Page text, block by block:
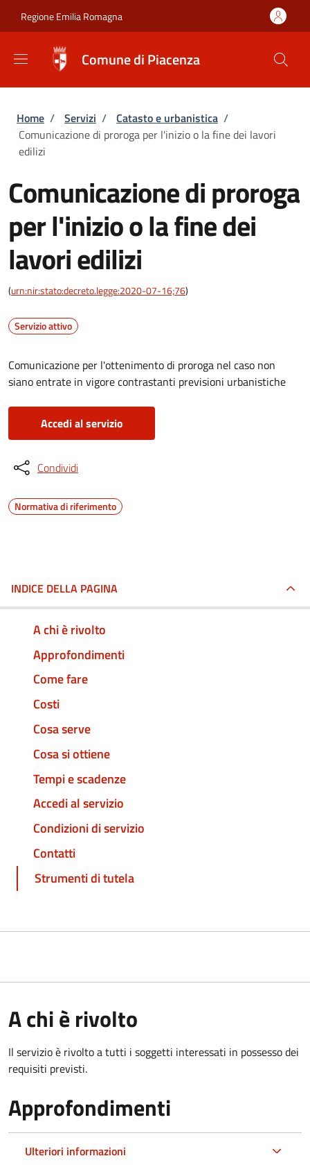
Regione Emilia Romagna
Comune di Piacenza
Briciole di pane
Home / Servizi / Catasto e urbanistica /
Comunicazione di proroga per l'inizio o la fine dei lavori
edilizi
Comunicazione di proroga
per l'inizio o la fine dei
lavori edilizi
(urn:nir:stato:decreto.legge:2020-07-16;76)
Servizio attivo
Comunicazione per l'ottenimento di proroga nel caso non
siano entrate in vigore contrastanti previsioni urbanistiche
Accedi al servizio
Condividi
Normativa di riferimento
INDICE DELLA PAGINA
A chi è rivolto
Approfondimenti
Come fare
Costi
Cosa serve
Cosa si ottiene
Tempi e scadenze
Accedi al servizio
Condizioni di servizio
Contatti
Strumenti di tutela
A chi è rivolto
Il servizio è rivolto a tutti i soggetti interessati in possesso dei
requisiti previsti.
Approfondimenti
Ulteriori informazioni